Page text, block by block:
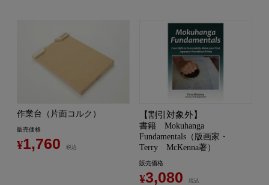
作業台（片面コルク）
販売価格
¥1,760 税込
【割引対象外】
書籍 Mokuhanga
Fundamentals（版画家・
Terry McKenna著）
販売価格
¥3,080 税込